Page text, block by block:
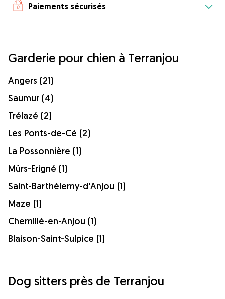
Paiements sécurisés
Garderie pour chien à Terranjou
Angers (21)
Saumur (4)
Trélazé (2)
Les Ponts-de-Cé (2)
La Possonnière (1)
Mûrs-Erigné (1)
Saint-Barthélemy-d'Anjou (1)
Maze (1)
Chemillé-en-Anjou (1)
Blaison-Saint-Sulpice (1)
Dog sitters près de Terranjou